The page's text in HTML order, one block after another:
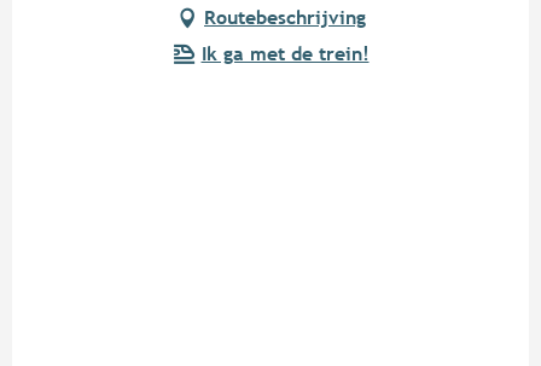
Routebeschrijving
Ik ga met de trein!